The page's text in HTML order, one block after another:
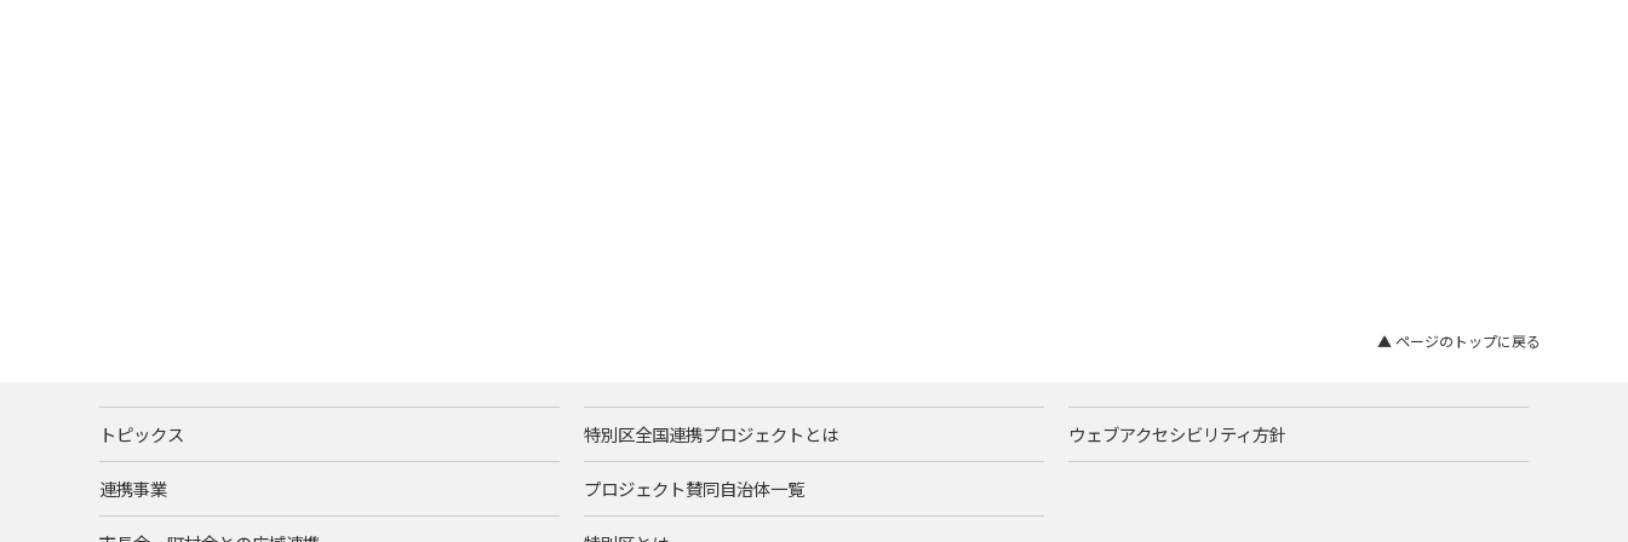
▲ ページのトップに戻る
トピックス
連携事業
特別区全国連携プロジェクトとは
プロジェクト賛同自治体一覧
ウェブアクセシビリティ方針